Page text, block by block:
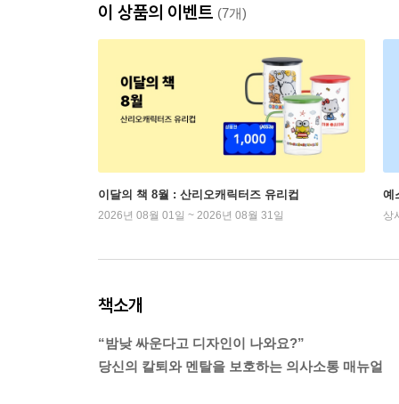
이 상품의 이벤트 (7개)
이달의 책 8월 : 산리오캐릭터즈 유리컵
2026년 08월 01일 ~ 2026년 08월 31일
예
상
책소개
“밤낮 싸운다고 디자인이 나와요?”
당신의 칼퇴와 멘탈을 보호하는 의사소통 매뉴얼